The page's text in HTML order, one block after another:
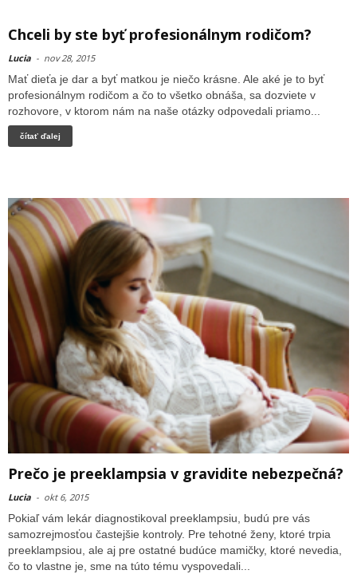
Chceli by ste byť profesionálnym rodičom?
Lucia - nov 28, 2015
Mať dieťa je dar a byť matkou je niečo krásne. Ale aké je to byť
profesionálnym rodičom a čo to všetko obnáša, sa dozviete v
rozhovore, v ktorom nám na naše otázky odpovedali priamo...
čítať ďalej
Prečo je preeklampsia v gravidite nebezpečná?
Lucia - okt 6, 2015
Pokiaľ vám lekár diagnostikoval preeklampsiu, budú pre vás
samozrejmosťou častejšie kontroly. Pre tehotné ženy, ktoré trpia
preeklampsiou, ale aj pre ostatné budúce mamičky, ktoré nevedia,
čo to vlastne je, sme na túto tému vyspovedali...